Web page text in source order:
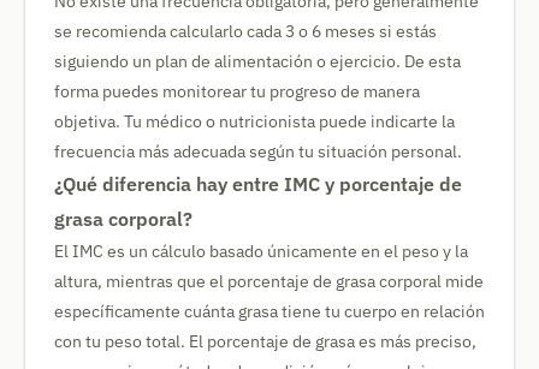
se recomienda calcularlo cada 3 o 6 meses si estás
siguiendo un plan de alimentación o ejercicio. De esta
forma puedes monitorear tu progreso de manera
objetiva. Tu médico o nutricionista puede indicarte la
frecuencia más adecuada según tu situación personal.
¿Qué diferencia hay entre IMC y porcentaje de
grasa corporal?
El IMC es un cálculo basado únicamente en el peso y la
altura, mientras que el porcentaje de grasa corporal mide
específicamente cuánta grasa tiene tu cuerpo en relación
con tu peso total. El porcentaje de grasa es más preciso,